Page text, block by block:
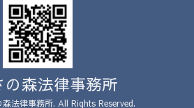
の森法律事務所
森法律事務所. All Rights Reserved.